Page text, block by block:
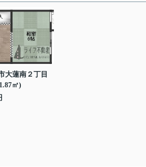
大蓮南２丁目
㎡)